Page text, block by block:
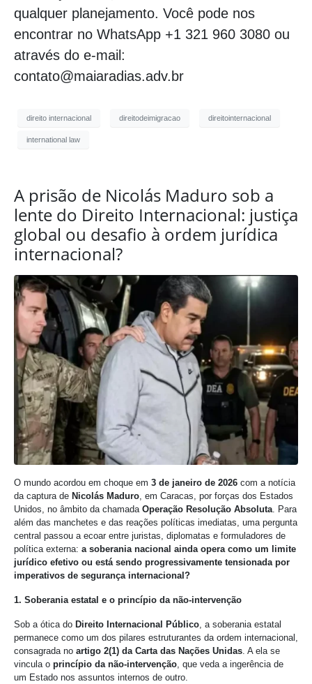
qualquer planejamento. Você pode nos
encontrar no WhatsApp +1 321 960 3080 ou
através do e-mail:
contato@maiaradias.adv.br
direito internacional direitodeimigracao direitointernacional
international law
A prisão de Nicolás Maduro sob a
lente do Direito Internacional: justiça
global ou desafio à ordem jurídica
internacional?
O mundo acordou em choque em 3 de janeiro de 2026 com a notícia
da captura de Nicolás Maduro, em Caracas, por forças dos Estados
Unidos, no âmbito da chamada Operação Resolução Absoluta. Para
além das manchetes e das reações políticas imediatas, uma pergunta
central passou a ecoar entre juristas, diplomatas e formuladores de
política externa: a soberania nacional ainda opera como um limite
jurídico efetivo ou está sendo progressivamente tensionada por
imperativos de segurança internacional?
1. Soberania estatal e o princípio da não-intervenção
Sob a ótica do Direito Internacional Público, a soberania estatal
permanece como um dos pilares estruturantes da ordem internacional,
consagrada no artigo 2(1) da Carta das Nações Unidas. A ela se
vincula o princípio da não-intervenção, que veda a ingerência de
um Estado nos assuntos internos de outro.